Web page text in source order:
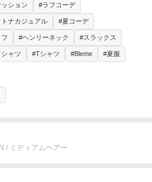
ション #ラフコーデ
トナカジュアル #夏コーデ
#ヘンリーネック #スラックス
ャツ #Tシャツ #Bleme #夏服
/ ミディアムヘアー